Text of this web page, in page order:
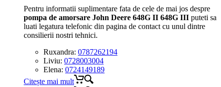
Pentru informatii suplimentare fata de cele de mai jos despre
pompa de amorsare John Deere 648G II 648G III puteti sa
luati legatura telefonic din pagina de contact cu unul dintre
consilierii nostri tehnici.
Ruxandra: 0787262194
Liviu: 0728003004
Elena: 0724149189
Citește mai mult